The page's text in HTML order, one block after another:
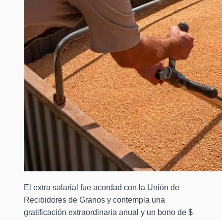
El extra salarial fue acordad con la Unión de
Recibidores de Granos y contempla una
gratificación extraordinaria anual y un bono de $